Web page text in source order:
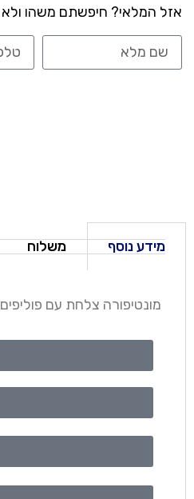
אזל המלאי? חיפשתם משהו
מידע נוסף משלוח
מונטיפורה צלחת עם פוליפים